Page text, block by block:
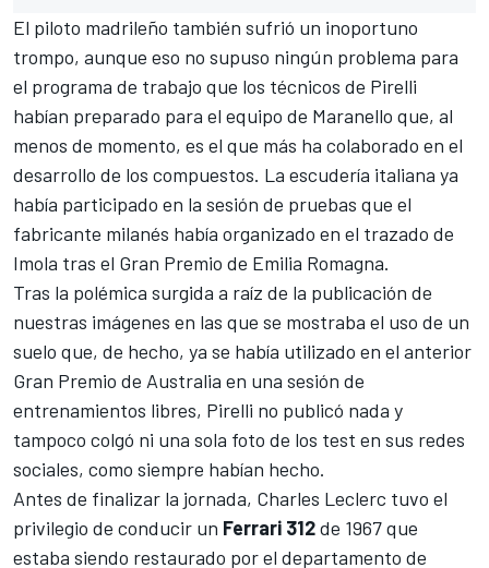
El piloto madrileño también sufrió un inoportuno
trompo, aunque eso no supuso ningún problema para
el programa de trabajo que los técnicos de Pirelli
habían preparado para el equipo de Maranello que, al
menos de momento, es el que más ha colaborado en el
desarrollo de los compuestos. La escudería italiana ya
había participado en la sesión de pruebas que el
fabricante milanés había organizado en el trazado de
Imola tras el Gran Premio de Emilia Romagna.
Tras la polémica surgida a raíz de la publicación de
nuestras imágenes en las que se mostraba el uso de un
suelo que, de hecho, ya se había utilizado en el anterior
Gran Premio de Australia en una sesión de
entrenamientos libres, Pirelli no publicó nada y
tampoco colgó ni una sola foto de los test en sus redes
sociales, como siempre habían hecho.
Antes de finalizar la jornada, Charles Leclerc tuvo el
privilegio de conducir un Ferrari 312de 1967 que
estaba siendo restaurado por el departamento de